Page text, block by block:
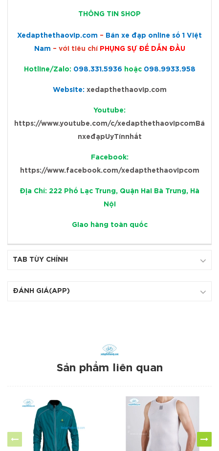
THÔNG T IN SHOP
Xedapthethaovip.com – Bán xe đạp online số 1 Việt
Nam – với tiêu chí PHỤNG SỰ ĐỂ DẪN ĐẦU
Hotline/Zalo: 098.331.5936 hoặc 098.9933.958
Website: xedapthethaovip.com
Youtube:
https://www.youtube.com/c/xedapthethaovipcomBá
nxeđạpUyTínnhất
Facebook:
https://www.facebook.com/xedapthethaovipcom
Địa Chỉ: 222 Phố Lạc Trung, Quận Hai Bà Trưng, Hà
Nội
Giao hàng toàn quốc
TAB TÙY CHỈNH
ĐÁNH GIÁ(APP)
Sản phẩm liên quan